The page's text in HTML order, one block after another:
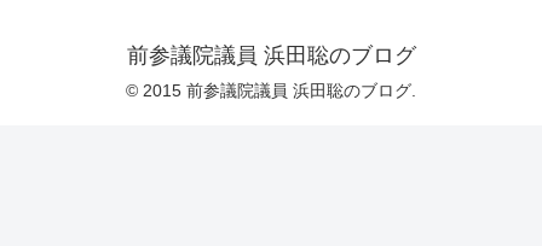
前参議院議員 浜田聡のブログ
© 2015 前参議院議員 浜田聡のブログ.